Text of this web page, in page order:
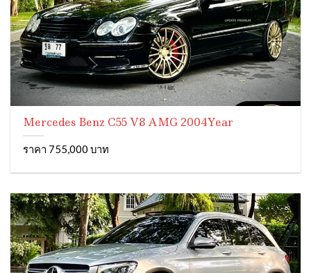
Mercedes Benz C55 V8 AMG 2004Year
ราคา 755,000 บาท